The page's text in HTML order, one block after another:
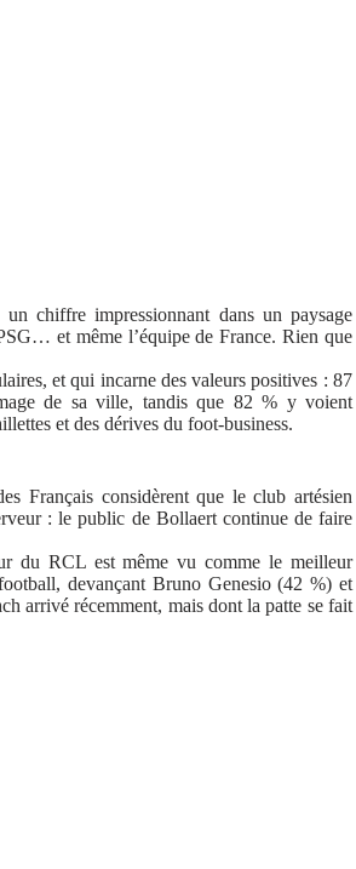
un chiffre impressionnant dans un paysage
et même l’équipe de France. Rien que
et qui incarne des valeurs positives : 87
de sa ville, tandis que 82 % y voient
et des dérives du foot-business.
Français considèrent que le club artésien
: le public de Bollaert continue de faire
du RCL est même vu comme le meilleur
devançant Bruno Genesio (42 %) et
arrivé récemment, mais dont la patte se fait